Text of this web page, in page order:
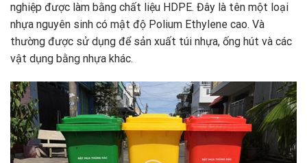
nghiệp được làm bằng chất liệu HDPE. Đây là tên một loại
nhựa nguyên sinh có mật độ Polium Ethylene cao. Và
thường được sử dụng để sản xuất túi nhựa, ống hút và các
vật dụng bằng nhựa khác.